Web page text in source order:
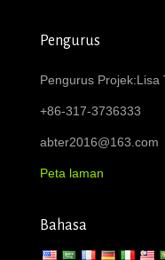
Pengurus
Pengurus Projek:Lisa
+86-317-3736333
abter2016@163.com
Peta laman
Bahasa